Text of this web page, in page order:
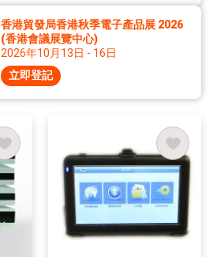
香港貿發局香港秋季電子產品展 2026
(香港會議展覽中心)
2026年10月13日 - 16日
立即登記